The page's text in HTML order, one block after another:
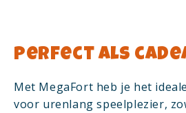
Perfect als
Met MegaFort heb je het
voor urenlang speelplezier,